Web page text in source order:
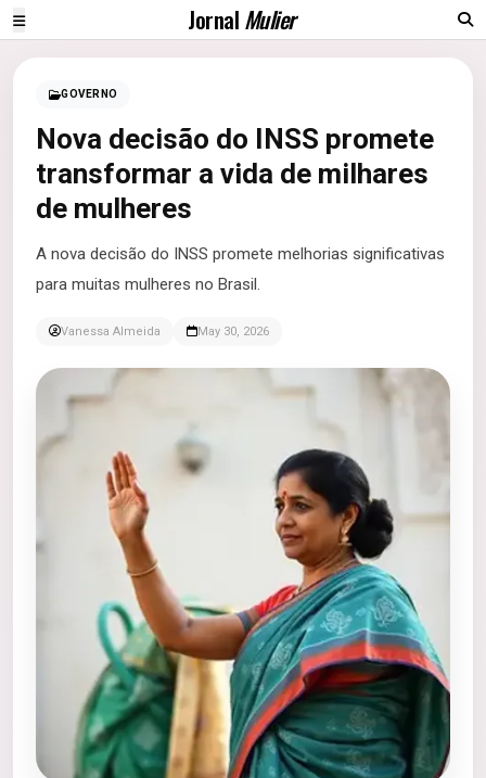
JornalMulier
GOVERNO
Nova decisão do INSS promete
transformar a vida de milhares
de mulheres
A nova decisão do INSS promete melhorias significativas
para muitas mulheres no Brasil.
Vanessa Almeida May 30, 2026